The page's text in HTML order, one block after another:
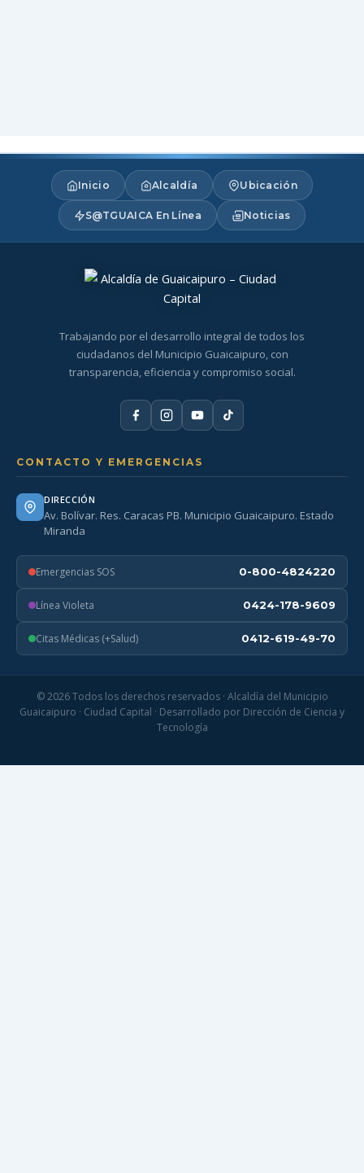
Inicio Alcaldía Ubicación
S@TGUAICA En Línea Noticias
Trabajando por el desarrollo integral de todos los
ciudadanos del Municipio Guaicaipuro, con
transparencia, eficiencia y compromiso social.
CONTACTO Y EMERGENCIAS
DIRECCIÓN
Av. Bolívar. Res. Caracas PB. Municipio Guaicaipuro. Estado
Miranda
Emergencias SOS 0-800-4824220
Línea Violeta 0424-178-9609
Citas Médicas (+Salud) 0412-619-49-70
© 2026 Todos los derechos reservados · Alcaldía del Municipio
Guaicaipuro · Ciudad Capital · Desarrollado por Dirección de Ciencia y
Tecnología